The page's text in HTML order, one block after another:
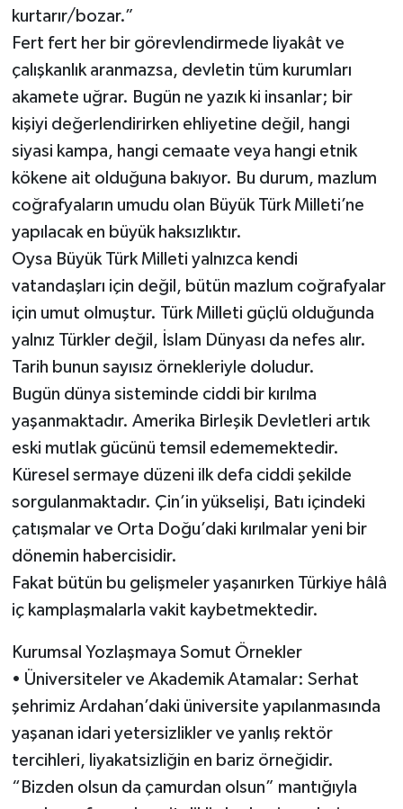
kurtarır/bozar.”
Fert fert her bir görevlendirmede liyakât ve
çalışkanlık aranmazsa, devletin tüm kurumları
akamete uğrar. Bugün ne yazık ki insanlar; bir
kişiyi değerlendirirken ehliyetine değil, hangi
siyasi kampa, hangi cemaate veya hangi etnik
kökene ait olduğuna bakıyor. Bu durum, mazlum
coğrafyaların umudu olan Büyük Türk Milleti’ne
yapılacak en büyük haksızlıktır.
Oysa Büyük Türk Milleti yalnızca kendi
vatandaşları için değil, bütün mazlum coğrafyalar
için umut olmuştur. Türk Milleti güçlü olduğunda
yalnız Türkler değil, İslam Dünyası da nefes alır.
Tarih bunun sayısız örnekleriyle doludur.
Bugün dünya sisteminde ciddi bir kırılma
yaşanmaktadır. Amerika Birleşik Devletleri artık
eski mutlak gücünü temsil edememektedir.
Küresel sermaye düzeni ilk defa ciddi şekilde
sorgulanmaktadır. Çin’in yükselişi, Batı içindeki
çatışmalar ve Orta Doğu’daki kırılmalar yeni bir
dönemin habercisidir.
Fakat bütün bu gelişmeler yaşanırken Türkiye hâlâ
iç kamplaşmalarla vakit kaybetmektedir.
Kurumsal Yozlaşmaya Somut Örnekler
• Üniversiteler ve Akademik Atamalar: Serhat
şehrimiz Ardahan’daki üniversite yapılanmasında
yaşanan idari yetersizlikler ve yanlış rektör
tercihleri, liyakatsizliğin en bariz örneğidir.
“Bizden olsun da çamurdan olsun” mantığıyla